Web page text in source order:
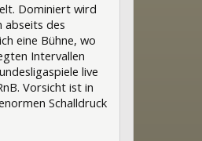
Dominiert wird
abseits des
eine Bühne, wo
Intervallen
live
Vorsicht ist in
Schalldruck